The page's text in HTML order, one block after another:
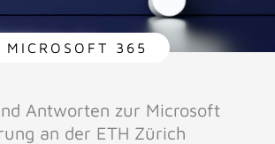
MICROSOFT 365
Antworten zur Microsoft
an der ETH Zürich